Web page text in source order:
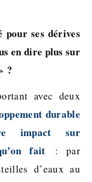
ses dérives
en dire plus sur
?
avec deux
durable
impact sur
fait : par
d’eaux au